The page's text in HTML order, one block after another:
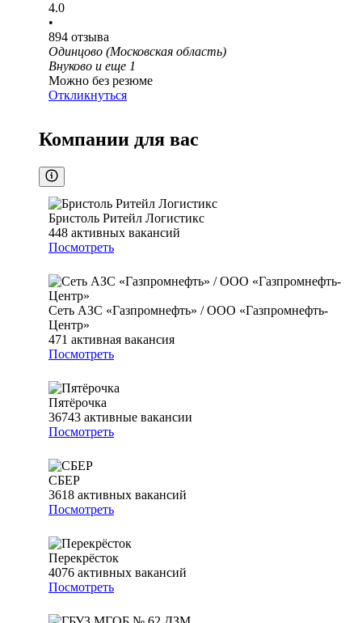
4.0
•
894 отзыва
Одинцово (Московская область)
Внуково и еще 1
Можно без резюме
Откликнуться
Компании для вас
Бристоль Ритейл Логистикс
448 активных вакансий
Посмотреть
Сеть АЗС «Газпромнефть» / ООО «Газпромнефть-
Центр»
471 активная вакансия
Посмотреть
Пятёрочка
36743 активные вакансии
Посмотреть
СБЕР
3618 активных вакансий
Посмотреть
Перекрёсток
4076 активных вакансий
Посмотреть